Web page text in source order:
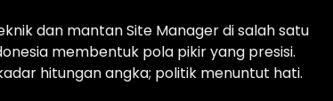
dan mantan Site Manager di salah satu
membentuk pola pikir yang presisi.
hitungan angka; politik menuntut hati.